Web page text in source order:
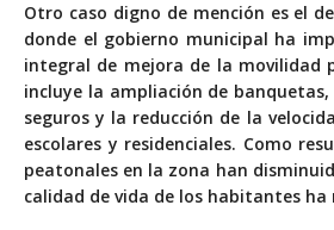
Otro caso digno de mención es el
donde el gobierno municipal ha
integral de mejora de la movilidad
incluye la ampliación de banquetas,
seguros y la reducción de la
escolares y residenciales. Como
peatonales en la zona han
calidad de vida de los habitantes ha